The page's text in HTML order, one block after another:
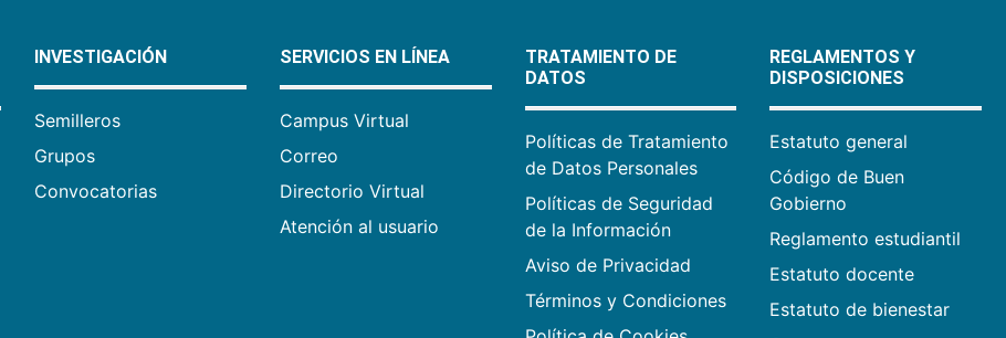
INVESTIGACIÓN
Semilleros
Grupos
Convocatorias
SERVICIOS EN LÍNEA
Campus Virtual
Correo
Directorio Virtual
Atención al usuario
TRATAMIENTO DE
DATOS
Políticas de Tratamiento
de Datos Personales
Políticas de Seguridad
de la Información
Aviso de Privacidad
Términos y Condiciones
REGLAMENTOS Y
DISPOSICIONES
Estatuto general
Código de Buen
Gobierno
Reglamento estudiantil
Estatuto docente
Estatuto de bienestar